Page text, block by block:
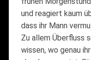
und reagiert kaum
dass ihr Mann
Zu allem Überfluss
wissen, wo genau